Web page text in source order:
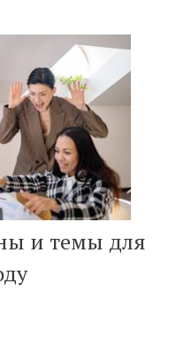
и темы для